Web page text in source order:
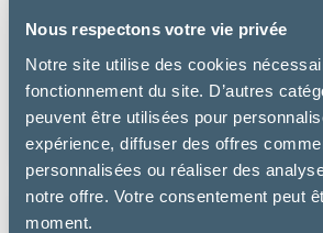
Nous respectons votre vie privée
Notre site utilise des cookies
fonctionnement du site. D’autres
peuvent être utilisées pour
expérience, diffuser des offres
personnalisées ou réaliser des
notre offre. Votre consentement peut
moment.
Trixie
GAMELLE ANTI GLOUTON
11.10€